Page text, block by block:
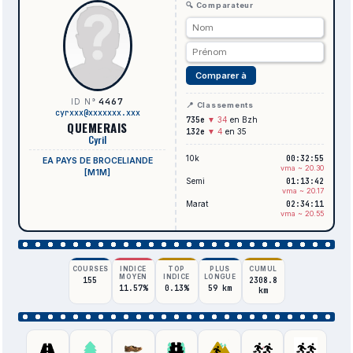
ID N°4467
cyrxxx@xxxxxxx.xxx
QUEMERAIS
Cyril
EA PAYS DE BROCELIANDE
[M1M]
🔍 Comparateur
Comparer à
📍 Classements
735e ▼ 34 en Bzh
132e ▼ 4 en 35
10k 00:32:55
vma ~ 20.30
Semi 01:13:42
vma ~ 20.17
Marat 02:34:11
vma ~ 20.55
COURSES
155
INDICE
MOYEN
11.57%
TOP
INDICE
0.13%
PLUS
LONGUE
59 km
CUMUL
2308.8
km